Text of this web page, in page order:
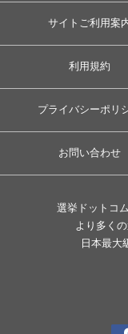
サイトご利用案
利用規約
プライバシーポリ
お問い合わせ
選挙ドットコ
より多く
日本最大